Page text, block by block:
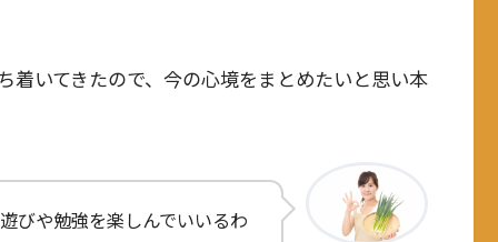
着いてきたので、今の心境をまとめたいと思い本
びや勉強を楽しんでいいるわ